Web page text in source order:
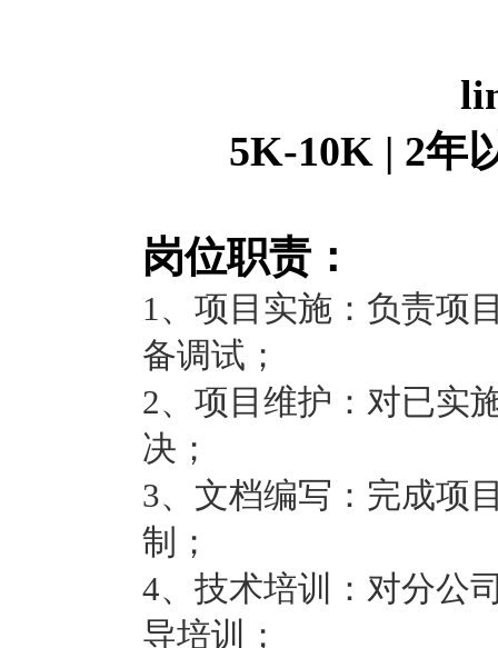
5K-10K | 2年
岗位职责：
1、项目实施：负责项
备调试；
2、项目维护：对已实
决；
3、文档编写：完成项
制；
4、技术培训：对分公
导培训；